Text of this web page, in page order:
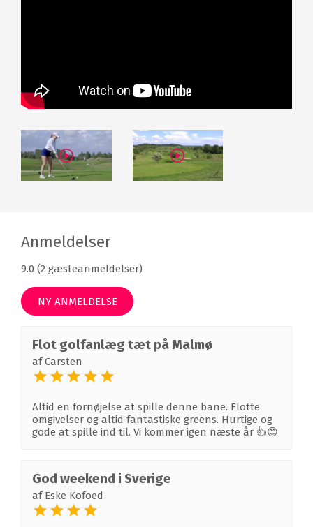
Anmeldelser
9.0 (2 gæsteanmeldelser)
NY ANMELDELSE
Flot golfanlæg tæt på Malmø
afCarsten
Altid en fornøjelse at spille denne bane. Flotte
omgivelser og altid fantastiske greens. Hurtige og
gode at spille ind til. Vi kommer igen næste år 👍😊
God weekend i Sverige
af Eske Kofoed